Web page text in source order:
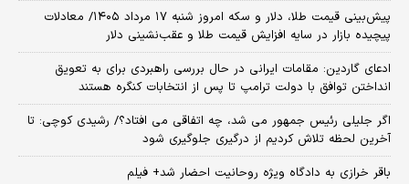
پیش‌بینی قیمت طلا، دلار و سکه امروز شنبه ۱۷ مرداد ۱۴۰۵/ معادلات
پیچیده بازار در سایه افزایش قیمت طلا و عقب‌نشینی دلار
ادعای گاردین: مقامات ایرانی در حال بررسی راهبردی برای به تعویق
انداختن توافق با دولت ترامپ تا پس از انتخابات کنگره هستند
اگر جلیلی رئیس جمهور می شد، چه اتفاقی می افتاد؟/ رشیدی کوچی: تا
آخرین لحظه تلاش کردیم از درگیری جلوگیری شود
باقر خرازی به دادگاه ویژه روحانیت احضار شد+ فیلم